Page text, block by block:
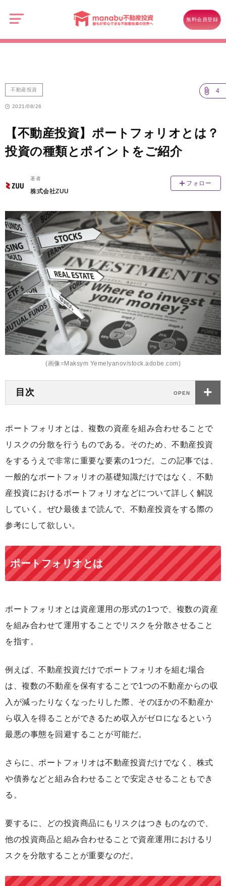
無料会員登録
【不動産投資】ポートフォリオとは？投資の種類とポイントをご紹介
不動産投資 4
2021/08/26
【不動産投資】ポートフォリオとは？
投資の種類とポイントをご紹介
著者
株式会社ZUU
フォロー
(画像=Maksym Yemelyanov/stock.adobe.com)
目次
ポートフォリオとは、複数の資産を組み合わせることで
リスクの分散を行うものである。そのため、不動産投資
をするうえで非常に重要な要素の1つだ。この記事では、
一般的なポートフォリオの基礎知識だけではなく、不動
産投資におけるポートフォリオなどについて詳しく解説
していく。ぜひ最後まで読んで、不動産投資をする際の
参考にして欲しい。
ポートフォリオとは
ポートフォリオとは資産運用の形式の1つで、複数の資産
を組み合わせて運用することでリスクを分散させること
を指す。
例えば、不動産投資だけでポートフォリオを組む場合
は、複数の不動産を保有することで1つの不動産からの収
入が減ったりなくなったりした際、そのほかの不動産か
ら収入を得ることができるため収入がゼロになるという
最悪の事態を回避することが可能だ。
さらに、ポートフォリオは不動産投資だけでなく、株式
や債券などと組み合わせることで安定させることもでき
る。
要するに、どの投資商品にもリスクはつきものなので、
他の投資商品と組み合わせることで資産運用におけるリ
スクを分散することが重要なのだ。